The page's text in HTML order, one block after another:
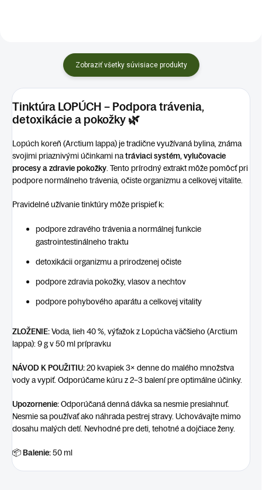
Zobraziť všetky súvisiace produkty
Tinktúra LOPÚCH – Podpora trávenia,
detoxikácie a pokožky 🌿
Lopúch koreň (Arctium lappa) je tradične využívaná bylina, známa
svojimi priaznivými účinkami natráviaci systém, vylučovacie
procesy a zdravie pokožky. Tento prírodný extrakt môže pomôcť pri
podpore normálneho trávenia, očiste organizmu a celkovej vitalite.
Pravidelné užívanie tinktúry môže prispieť k:
podpore zdravého trávenia a normálnej funkcie
gastrointestinálneho traktu
detoxikácii organizmu a prirodzenej očiste
podpore zdravia pokožky, vlasov a nechtov
podpore pohybového aparátu a celkovej vitality
ZLOŽENIE:Voda, lieh 40 %, výťažok z Lopúcha väčšieho (Arctium
lappa): 9 g v 50 ml prípravku
NÁVOD K POUŽITIU:20 kvapiek 3× denne do malého množstva
vody a vypiť. Odporúčame kúru z 2–3 balení pre optimálne účinky.
Upozornenie:Odporúčaná denná dávka sa nesmie presiahnuť.
Nesmie sa používať ako náhrada pestrej stravy. Uchovávajte mimo
dosahu malých detí. Nevhodné pre deti, tehotné a dojčiace ženy.
📦Balenie:50 ml